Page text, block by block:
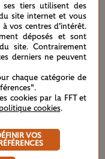
à remporter un
loin derrière
à 16 ans et 10 mois
à Toronto en 1990 à
forcément été de tout
de jeu, notamment
du deuxième tour
ses tiers utilisent des
site internet et vous
à vos centres d'intérêt.
déposés et sont
site. Contrairement
derniers ne peuvent
chaque catégorie de
cookies par la FFT et
cookies.
VOS